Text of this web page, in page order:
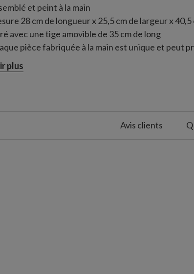
et peint à la main
28 cm de longueur x 25,5 cm de largeur x
avec une tige amovible de 35 cm de long
pièce fabriquée à la main est unique et peut
en intérieur exclusivement
plus
Avis clients